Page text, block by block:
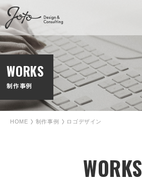
WORKS
制作事例
HOME 制作事例 ロゴデザイン
WORKS